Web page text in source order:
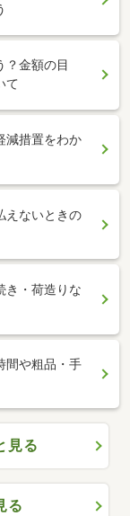
？金額の目
て
減措置をわか
えないときの
き・荷造りな
間や粗品・手
見る
る